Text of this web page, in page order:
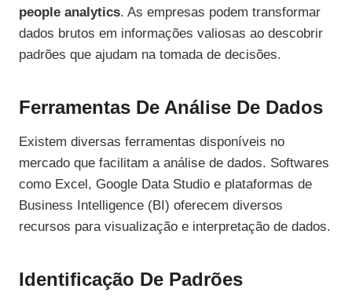
people analytics. As empresas podem transformar
dados brutos em informações valiosas ao descobrir
padrões que ajudam na tomada de decisões.
Ferramentas De Análise De Dados
Existem diversas ferramentas disponíveis no
mercado que facilitam a análise de dados. Softwares
como Excel, Google Data Studio e plataformas de
Business Intelligence (BI) oferecem diversos
recursos para visualização e interpretação de dados.
Identificação De Padrões